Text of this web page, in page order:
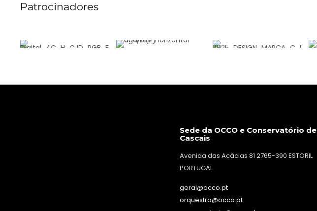
Patrocinadores
Sede da OCCO e Conservatório de
Cascais
Avenida das Acácias 81 2765-390 ESTORIL
PORTUGAL
geral@occo.pt
orquestra@occo.pt